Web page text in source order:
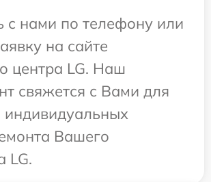
с нами по телефону или
на сайте
центра LG. Наш
свяжется с Вами для
индивидуальных
Вашего
LG.